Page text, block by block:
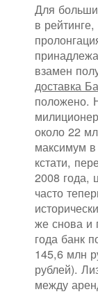
Для
в
взамен
доставка
положено.
около 22
максимум
кстати,
2008 года,
часто
же снова и
года банк
145,6 млн
рублей).
между